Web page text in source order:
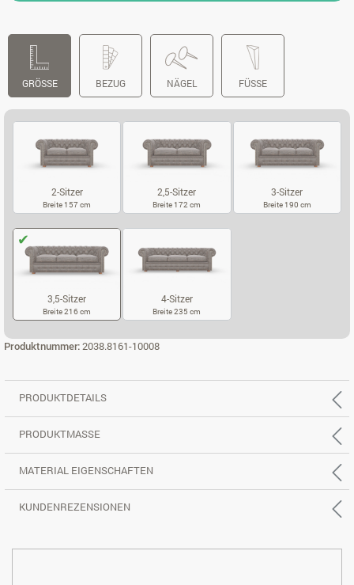
GRÖSSE BEZUG NÄGEL FÜSSE
2-Sitzer
Breite 157 cm
2,5-Sitzer
Breite 172 cm
3-Sitzer
Breite 190 cm
3,5-Sitzer
Breite 216 cm
4-Sitzer
Breite 235 cm
Produktnummer:2038.8161-10008
PRODUKTDETAILS
PRODUKTMASSE
MATERIAL EIGENSCHAFTEN
KUNDENREZENSIONEN